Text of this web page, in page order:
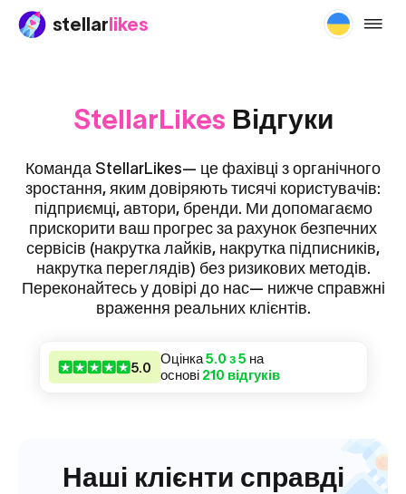
stellarlikes
StellarLikes Відгуки
Команда StellarLikes— це фахівці з органічного
зростання, яким довіряють тисячі користувачів:
підприємці, автори, бренди. Ми допомагаємо
прискорити ваш прогрес за рахунок безпечних
сервісів (накрутка лайків, накрутка підписників,
накрутка переглядів) без ризикових методів.
Переконайтесь у довірі до нас— нижче справжні
враження реальних клієнтів.
5.0
Оцінка5.0 з 5 на
основі 210 відгуків
Наші клієнти справді